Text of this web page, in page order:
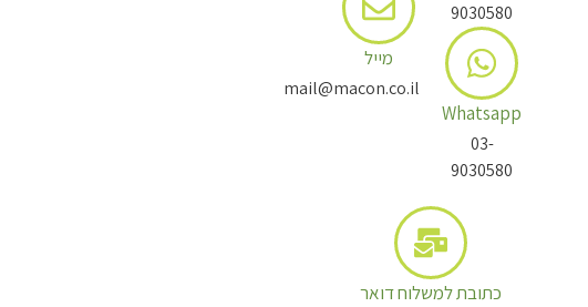
9030580
Whatsapp
03-
9030580
מייל
mail@macon.co.il
כתובת למשלוח דואר